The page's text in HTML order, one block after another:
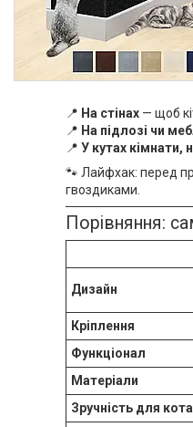
📍 На стінах — щоб
📍 На підлозі чи
📍 У кутах кімнати,
🐾 Лайфхак: перед
гвоздиками.
Порівняння:
Дизайн
Кріплення
Функціонал
Матеріали
Зручність для кота